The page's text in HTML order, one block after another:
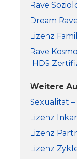
Rave
Dream
Lizenz
Rave
IHDS
Weitere
Sexualität
Lizenz
Lizenz
Lizenz